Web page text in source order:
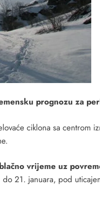
prognozu za
ciklona sa
vrijeme uz
21. januara, pod